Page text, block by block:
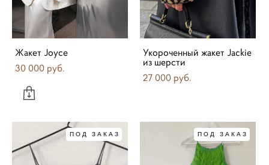
Жакет Joyce
30 000 pуб.
Укороченный жакет Jackie
из шерсти
27 000 pуб.
ПОД ЗАКАЗ ПОД ЗАКАЗ